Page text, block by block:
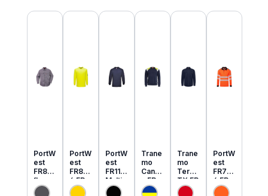
Produktgalerie überspringen
PortW
est
FR89
flamm
hemm
PortW
est
FR80
6 FR
MultiN
PortW
est
FR11
Multi
Norm
Trane
mo
Cante
x FR
MultiN
Trane
mo
Tera
TX FR
leicht
PortW
est
FR73
4 FR
MultiN